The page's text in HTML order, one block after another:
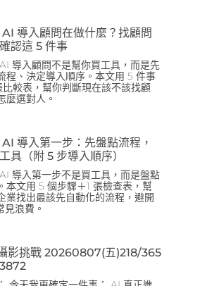
導入顧問在做什麼？找顧問
認這 5 件事
導入顧問不是幫你買工具，而是先
程、決定導入順序。本文用 5 件事
比較表，幫你判斷現在該不該找顧
麼選對人。
導入第一步：先盤點流程，
具（附 5 步導入順序）
導入第一步不是買工具，而是盤點
本文用 5 個步驟＋1 張檢查表，幫
業找出最該先自動化的流程，避開
見浪費。
影挑戰 20260807(五)218/365